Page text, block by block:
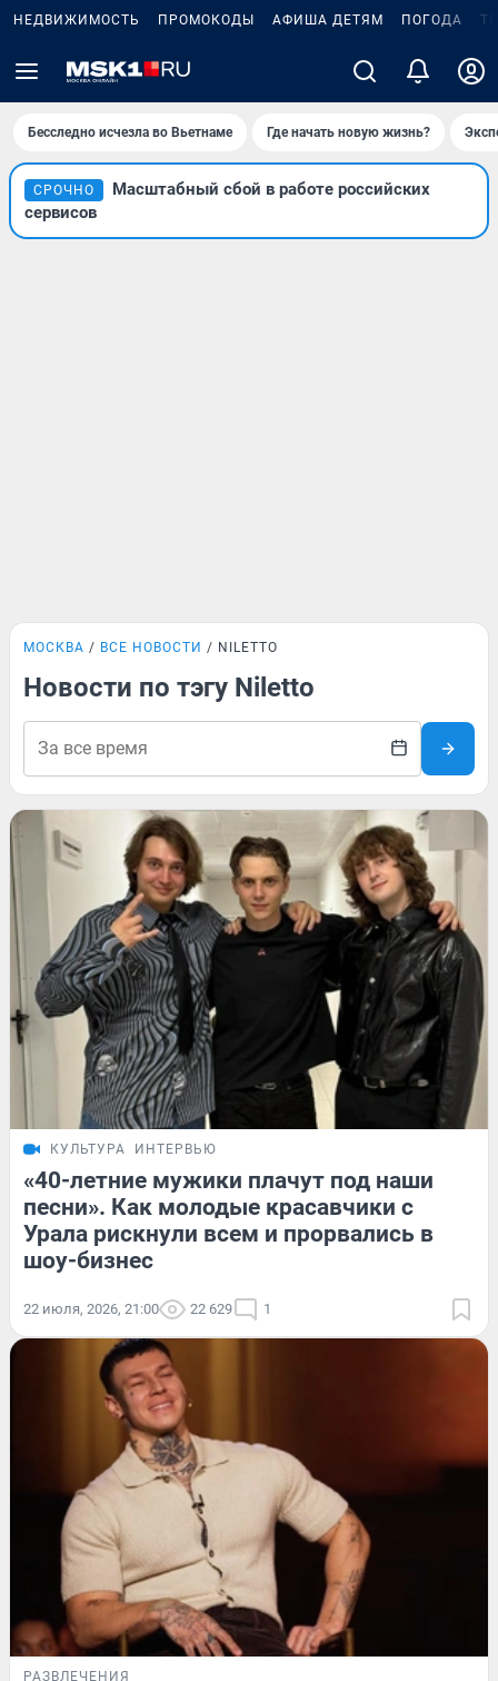
НЕДВИЖИМОСТЬ ПРОМОКОДЫ АФИША ДЕТЯМ ПОГОДА
Бесследно исчезла во Вьетнаме Где начать новую жизнь?
СРОЧНО
Масштабный сбой в работе российских
сервисов
МОСКВА ВСЕ НОВОСТИ NILETTO
Новости по тэгу Niletto
КУЛЬТУРА ИНТЕРВЬЮ
«40-летние мужики плачут под наши
песни». Как молодые красавчики с
Урала рискнули всем и прорвались в
шоу-бизнес
22 июля, 2026, 21:00 22 629 1
РАЗВЛЕЧЕНИЯ